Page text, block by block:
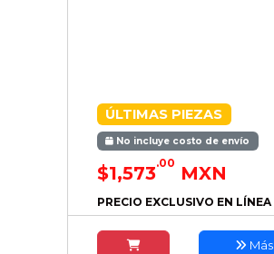
ÚLTIMAS PIEZAS
No incluye costo de envío
$1,573.00 MXN
PRECIO EXCLUSIVO EN LÍNEA
Más